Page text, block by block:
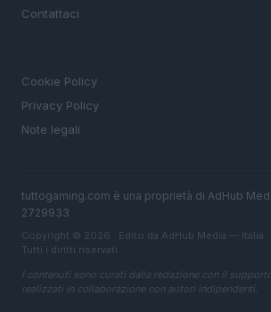
Contattaci
Cookie Policy
Privacy Policy
Note legali
tuttogaming.com è una proprietà di AdHub
2729933
Copyright © 2026 · Edito da AdHub Media — Italia
Tutti i diritti riservati
I contenuti sono curati dalla redazione con il
realizzati in collaborazione con autori indipendenti.